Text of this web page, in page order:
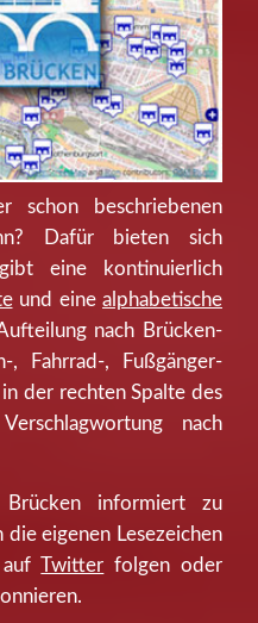
beschriebenen
Dafür bieten sich
eine kontinuierlich
und eine alphabetische
nach Brücken-
, Fahrrad-, Fußgänger-
der rechten Spalte des
nach
informiert zu
eigenen Lesezeichen
aufTwitter folgen oder